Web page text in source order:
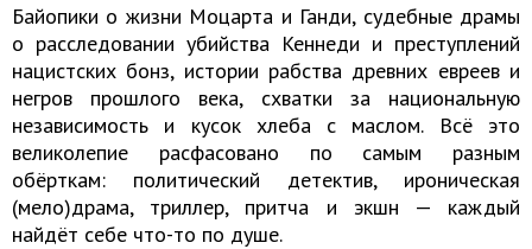
Байопики о жизни Моцарта и Ганди, судебные драмы
о расследовании убийства Кеннеди и преступлений
нацистских бонз, истории рабства древних евреев и
негров прошлого века, схватки за национальную
независимость и кусок хлеба с маслом. Всё это
великолепие расфасовано по самым разным
обёрткам: политический детектив, ироническая
(мело)драма, триллер, притча и экшн — каждый
найдёт себе что-то по душе.